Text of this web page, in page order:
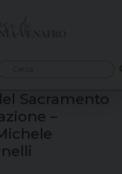
per:
Sacramento
–